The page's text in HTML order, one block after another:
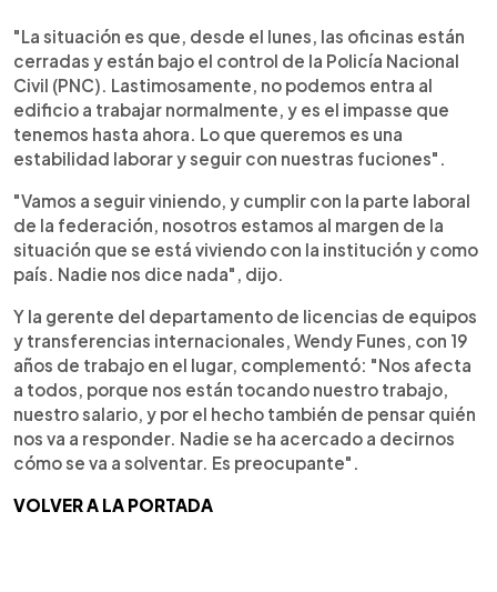
"La situación es que, desde el lunes, las oficinas están
cerradas y están bajo el control de la Policía Nacional
Civil (PNC). Lastimosamente, no podemos entra al
edificio a trabajar normalmente, y es el impasse que
tenemos hasta ahora. Lo que queremos es una
estabilidad laborar y seguir con nuestras fuciones".
"Vamos a seguir viniendo, y cumplir con la parte laboral
de la federación, nosotros estamos al margen de la
situación que se está viviendo con la institución y como
país. Nadie nos dice nada", dijo.
Y la gerente del departamento de licencias de equipos
y transferencias internacionales, Wendy Funes, con 19
años de trabajo en el lugar, complementó: "Nos afecta
a todos, porque nos están tocando nuestro trabajo,
nuestro salario, y por el hecho también de pensar quién
nos va a responder. Nadie se ha acercado a decirnos
cómo se va a solventar. Es preocupante".
VOLVER A LA PORTADA